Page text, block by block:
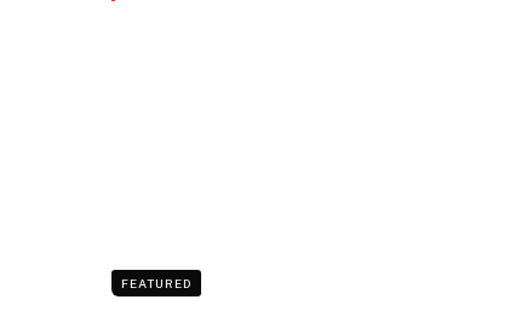
FEATURED